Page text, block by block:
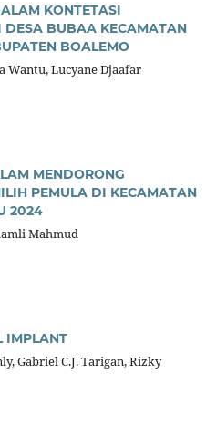
KONTETASI
DESA BUBAA KECAMATAN
BOALEMO
Wantu, Lucyane Djaafar
MENDORONG
PEMULA DI KECAMATAN
2024
Mahmud
IMPLANT
Gabriel C.J. Tarigan, Rizky